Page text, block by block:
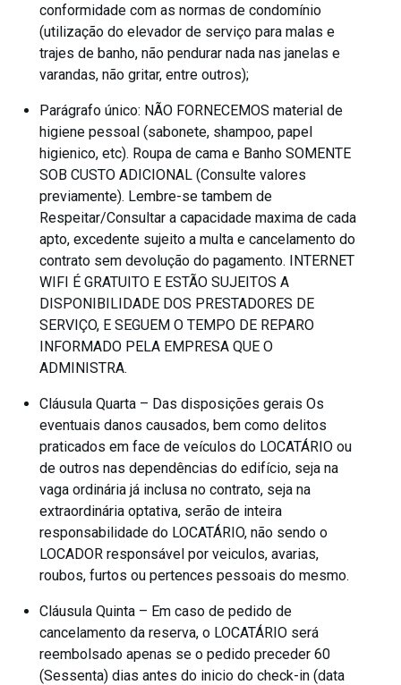
conformidade com as normas de condomínio
(utilização do elevador de serviço para malas e
trajes de banho, não pendurar nada nas janelas e
varandas, não gritar, entre outros);
Parágrafo único: NÃO FORNECEMOS material de
higiene pessoal (sabonete, shampoo, papel
higienico, etc). Roupa de cama e Banho SOMENTE
SOB CUSTO ADICIONAL (Consulte valores
previamente). Lembre-se tambem de
Respeitar/Consultar a capacidade maxima de cada
apto, excedente sujeito a multa e cancelamento do
contrato sem devolução do pagamento. INTERNET
WIFI É GRATUITO E ESTÃO SUJEITOS A
DISPONIBILIDADE DOS PRESTADORES DE
SERVIÇO, E SEGUEM O TEMPO DE REPARO
INFORMADO PELA EMPRESA QUE O
ADMINISTRA.
Cláusula Quarta – Das disposições gerais Os
eventuais danos causados, bem como delitos
praticados em face de veículos do LOCATÁRIO ou
de outros nas dependências do edifício, seja na
vaga ordinária já inclusa no contrato, seja na
extraordinária optativa, serão de inteira
responsabilidade do LOCATÁRIO, não sendo o
LOCADOR responsável por veiculos, avarias,
roubos, furtos ou pertences pessoais do mesmo.
Cláusula Quinta – Em caso de pedido de
cancelamento da reserva, o LOCATÁRIO será
reembolsado apenas se o pedido preceder 60
(Sessenta) dias antes do inicio do check-in (data